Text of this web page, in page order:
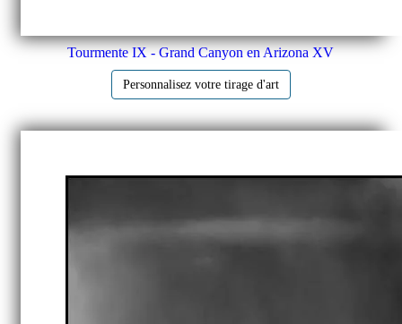
Tourmente IX - Grand Canyon en Arizona XV
Personnalisez votre tirage d'art